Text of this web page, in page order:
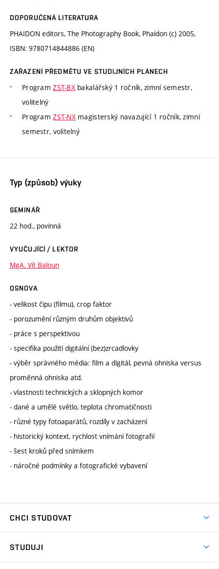
DOPORUČENÁ LITERATURA
PHAIDON editors, The Photography Book, Phaidon (c) 2005,
ISBN: 9780714844886 (EN)
ZAŘAZENÍ PŘEDMĚTU VE STUDIJNÍCH PLÁNECH
ProgramZST-BXbakalářský 1 ročník, zimní semestr,
volitelný
ProgramZST-NXmagisterský navazující 1 ročník, zimní
semestr, volitelný
Typ (způsob) výuky
SEMINÁŘ
22 hod., povinná
VYUČUJÍCÍ / LEKTOR
MgA. Vít Baloun
OSNOVA
- velikost čipu (filmu), crop faktor
- porozumění různým druhům objektivů
- práce s perspektivou
- specifika použití digitální (bez)zrcadlovky
- výběr správného média: film a digitál, pevná ohniska versus
proměnná ohniska atd.
- vlastnosti technických a sklopných komor
- dané a umělé světlo, teplota chromatičnosti
- různé typy fotoaparátů, rozdíly v zacházení
- historický kontext, rychlost vnímání fotografií
- šest kroků před snímkem
- náročné podmínky a fotografické vybavení
CHCI STUDOVAT
STUDUJI